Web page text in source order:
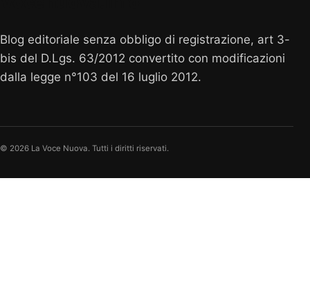
Blog editoriale senza obbligo di registrazione, art 3-
bis del D.Lgs. 63/2012 convertito con modificazioni
dalla legge n°103 del 16 luglio 2012.
© 2026 La Voce Nuova. Tutti i diritti riservati.